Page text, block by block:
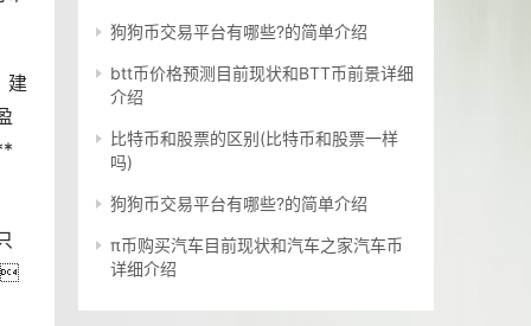
建
狗狗币交易平台有哪些?的简单介绍
btt币价格预测目前现状和BTT币前景详细
介绍
比特币和股票的区别(比特币和股票一样
吗)
狗狗币交易平台有哪些?的简单介绍
π币购买汽车目前现状和汽车之家汽车币
详细介绍